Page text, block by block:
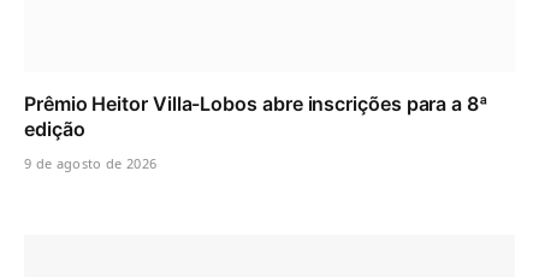
Prêmio Heitor Villa-Lobos abre inscrições para a 8ª
edição
9 de agosto de 2026